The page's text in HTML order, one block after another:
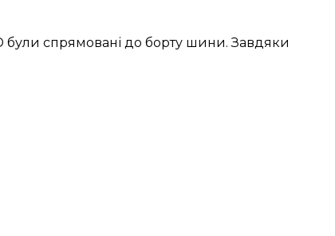
були спрямовані до борту шини. Завдяки